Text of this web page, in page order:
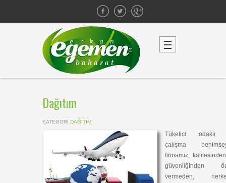
Dağıtım
KATEGORI DAĞITIM
Tüketici odaklı
çalışma
firmamız,
güvenliğinden
vermeden,